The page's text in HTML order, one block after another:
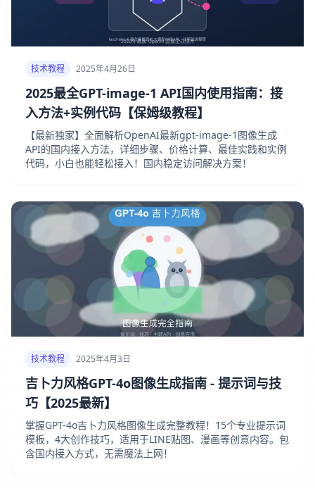
技术教程 2025年4月26日
2025最全GPT-image-1 API国内使用指南：接
入方法+实例代码【保姆级教程】
【最新独家】全面解析OpenAI最新gpt-image-1图像生成
API的国内接入方法，详细步骤、价格计算、最佳实践和实例
代码，小白也能轻松接入！国内稳定访问解决方案！
技术教程 2025年4月3日
吉卜力风格GPT-4o图像生成指南 - 提示词与技
巧【2025最新】
掌握GPT-4o吉卜力风格图像生成完整教程！15个专业提示词
模板，4大创作技巧，适用于LINE贴图、漫画等创意内容。包
含国内接入方式，无需魔法上网！